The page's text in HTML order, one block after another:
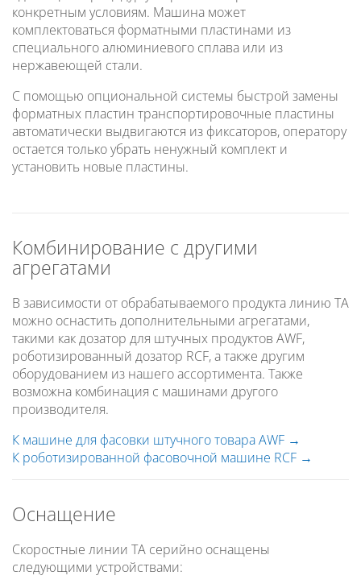
конкретным условиям. Машина может
комплектоваться форматными пластинами из
специального алюминиевого сплава или из
нержавеющей стали.
С помощью опциональной системы быстрой замены
форматных пластин транспортировочные пластины
автоматически выдвигаются из фиксаторов, оператору
остается только убрать ненужный комплект и
установить новые пластины.
Комбинирование с другими
агрегатами
В зависимости от обрабатываемого продукта линию TA
можно оснастить дополнительными агрегатами,
такими как дозатор для штучных продуктов AWF,
роботизированный дозатор RCF, а также другим
оборудованием из нашего ассортимента. Также
возможна комбинация с машинами другого
производителя.
К машине для фасовки штучного товара AWF
К роботизированной фасовочной машине RCF
Оснащение
Скоростные линии TA серийно оснащены
следующими устройствами: